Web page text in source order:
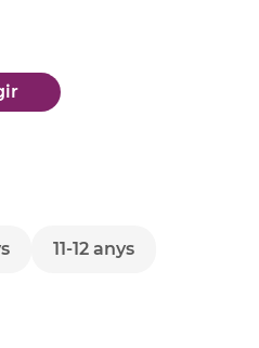
11-12 anys